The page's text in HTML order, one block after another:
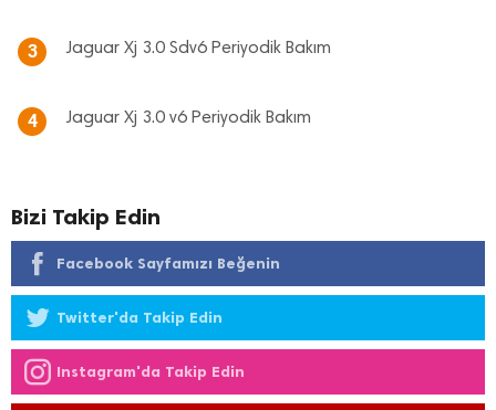
3 Jaguar Xj 3.0 Sdv6 Periyodik Bakım
4 Jaguar Xj 3.0 v6 Periyodik Bakım
Bizi Takip Edin
Facebook Sayfamızı Beğenin
Twitter'da Takip Edin
Instagram'da Takip Edin